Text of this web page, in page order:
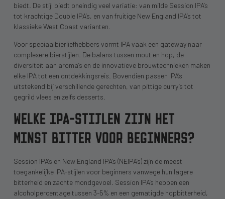
biedt. De stijl biedt oneindig veel variatie: van milde Session IPA’s
tot krachtige Double IPA’s, en van fruitige New England IPA’s tot
klassieke West Coast varianten.
Voor speciaalbierliefhebbers vormt IPA vaak een gateway naar
complexere bierstijlen. De balans tussen mout en hop, de
diversiteit aan aroma’s en de innovatieve brouwtechnieken maken
elke IPA tot een ontdekkingsreis. Bovendien passen IPA’s
uitstekend bij verschillende gerechten, van pittige curry’s tot
gegrild vlees en zelfs desserts.
WELKE IPA-STIJLEN ZIJN HET
MINST BITTER VOOR BEGINNERS?
Session IPA’s en New England IPA’s (NEIPA’s) zijn de meest
toegankelijke IPA-stijlen voor beginners vanwege hun lagere
bitterheid en zachte mondgevoel. Session IPA’s hebben een
alcoholpercentage tussen 3-5% en een gematigde hopbitterheid,